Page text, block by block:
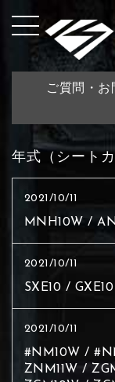
ご質問・お
年式（シート
2021/10/11
MNH10W /
2021/10/11
SXE10 / GXE10
2021/10/11
#NM10W /
ZNM11W /